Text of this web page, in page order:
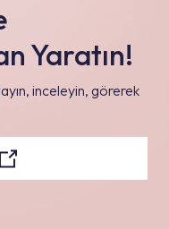
Yaratın!
inceleyin, görerek